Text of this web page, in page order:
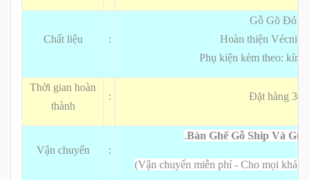
Chất liệu :
Gỗ Gõ Đỏ -
Hoàn thiện Vécni
Phụ kiện kèm theo: kính
Thời gian hoàn
thành
: Đặt hàng 30
Vận chuyển :
.Bàn Ghế Gỗ Ship Và
(Vận chuyển miễn phí -Cho mọi